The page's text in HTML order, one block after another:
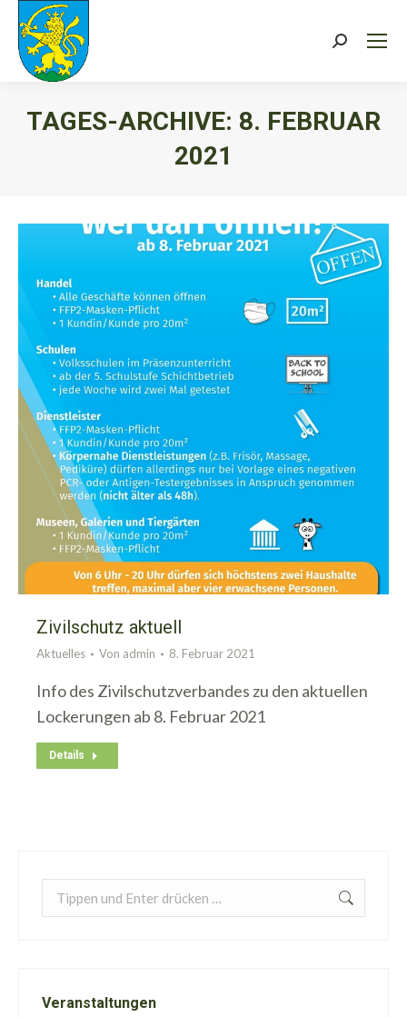
Search:
TAGES-ARCHIVE: 8. FEBRUAR
2021
Zivilschutz aktuell
Aktuelles Von admin 8. Februar 2021
Info des Zivilschutzverbandes zu den aktuellen
Lockerungen ab 8. Februar 2021
Details
Search:
Veranstaltungen